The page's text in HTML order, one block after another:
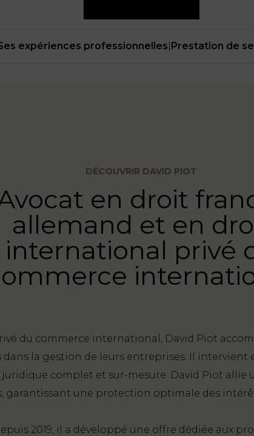
expériences professionnelles Prestation de
DÉCOUVRIR DAVID PIOT
en droit
allemand et en
international privé
du commerce international, David Piot
la gestion de leurs entreprises. Il intervient
complet et sur-mesure. David Piot allie
garantissant une protection optimale des
2019, il a développé une offre dédiée aux